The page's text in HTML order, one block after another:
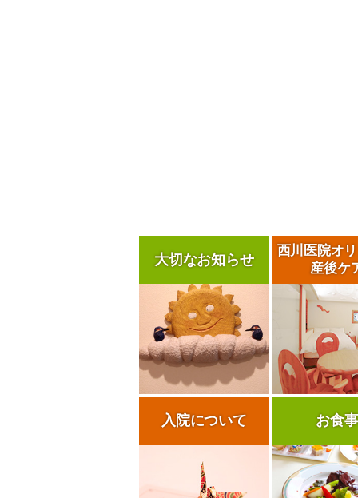
大切なお知らせ
西川医院オ
産後ケ
入院について お食事